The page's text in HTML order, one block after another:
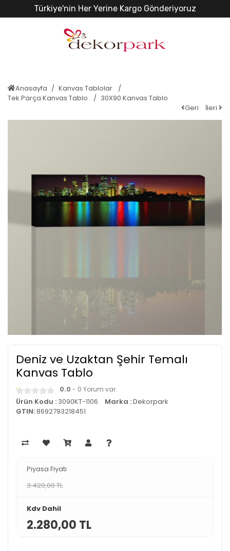
Türkiye'nin Her Yerine Kargo Gönderiyoruz
Anasayfa
Kanvas Tablolar
Tek Parça Kanvas Tablo
30X90 Kanvas Tablo
Geri
İleri
Deniz ve Uzaktan Şehir Temalı
Kanvas Tablo
0.0 - 0 Yorum var.
Ürün Kodu : 3090KT-1106 Marka :Dekorpark
GTIN:8692793218451
Piyasa Fiyatı
3.420,00 TL
Kdv Dahil
2.280,00 TL